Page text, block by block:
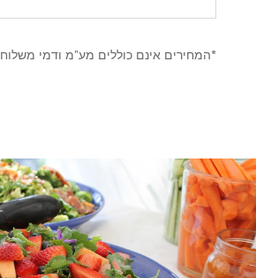
*המחירים אינם כוללים מע"מ ודמי משלוח